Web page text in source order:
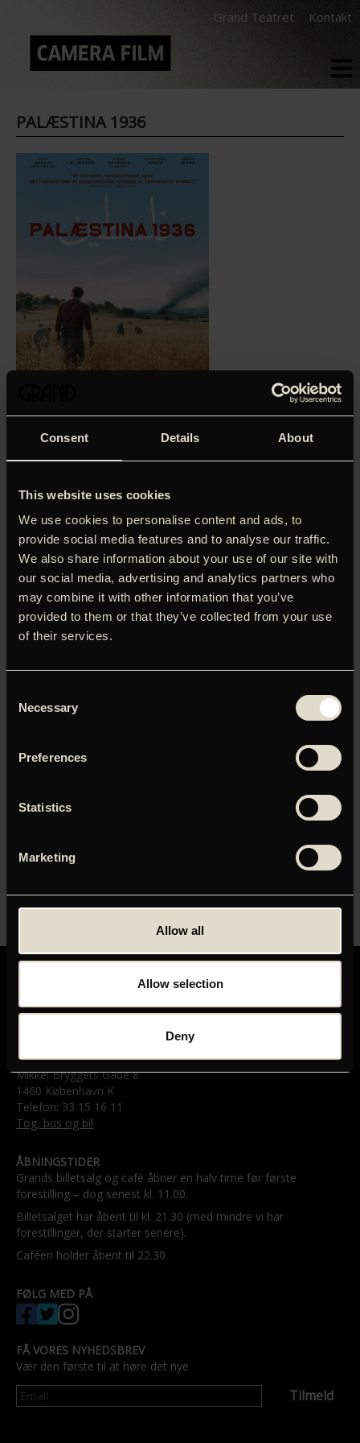
Consent Details About
This website uses cookies
We use cookies to personalise content and ads, to
provide social media features and to analyse our traffic.
We also share information about your use of our site with
our social media, advertising and analytics partners who
may combine it with other information that you’ve
provided to them or that they’ve collected from your use
of their services.
Selection
Necessary
Preferences
Statistics
Marketing
Allow all
Allow selection
Deny
Grand Teatret Kontakt
PALÆSTINA 1936
1936. Mens landsbyer over hele det britiske
Jerusalems rastløse energi. Men historien er svær at
flygter fra antisemitisme i Europa, og en palæstinensisk
befolkning, som samler sig i den største og længstvarende
opstand mod Storbritanniens 30-årige herredømme, står
både det britiske imperium og hele regionens fremtid
snart for skud. I hovedrollerne ses blandt andre Hiam
Abbass, Kamel El Basha og Jeremy Irons. ’Oscar-Worthy
Palestinian Narratives,’ skriver the New York Times.
PRESSEMATERIALE
GRAND TEATRET
Mikkel Bryggers Gade 8
1460 København K
Telefon: 33 15 16 11
Tog, bus og bil
ÅBNINGSTIDER
Grands billetsalg og café åbner en halv time før første
forestilling – dog senest kl. 11.00.
Billetsalget har åbent til kl. 21.30 (med mindre vi har
forestillinger, der starter senere).
Caféen holder åbent til 22.30.
FØLG MED PÅ
FÅ VORES NYHEDSBREV
Vær den første til at høre det nye
Tilmeld